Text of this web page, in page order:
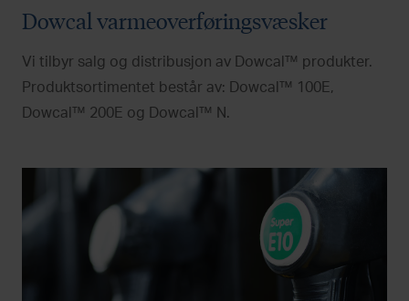
Dowcal varmeoverføringsvæsker
Vi tilbyr salg og distribusjon av Dowcal™ produkter.
Produktsortimentet består av: Dowcal™ 100E,
Dowcal™ 200E og Dowcal™ N.